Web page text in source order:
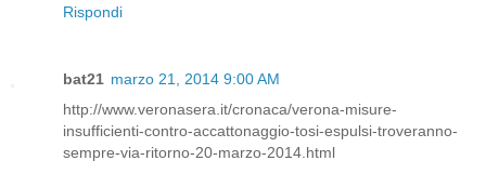
Rispondi
bat21 marzo 21, 2014 9:00 AM
http://www.veronasera.it/cronaca/verona-misure-
insufficienti-contro-accattonaggio-tosi-espulsi-troveranno-
sempre-via-ritorno-20-marzo-2014.html